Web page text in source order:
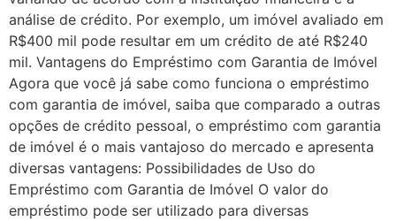
análise de crédito. Por exemplo, um imóvel avaliado em
R$400 mil pode resultar em um crédito de até R$240
mil. Vantagens do Empréstimo com Garantia de Imóvel
Agora que você já sabe como funciona o empréstimo
com garantia de imóvel, saiba que comparado a outras
opções de crédito pessoal, o empréstimo com garantia
de imóvel é o mais vantajoso do mercado e apresenta
diversas vantagens: Possibilidades de Uso do
Empréstimo com Garantia de Imóvel O valor do
empréstimo pode ser utilizado para diversas